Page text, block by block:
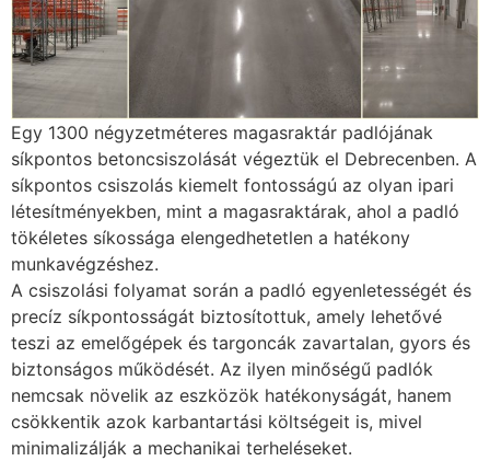
Egy 1300 négyzetméteres magasraktár padlójának
síkpontos betoncsiszolását végeztük el Debrecenben. A
síkpontos csiszolás kiemelt fontosságú az olyan ipari
létesítményekben, mint a magasraktárak, ahol a padló
tökéletes síkossága elengedhetetlen a hatékony
munkavégzéshez.
A csiszolási folyamat során a padló egyenletességét és
precíz síkpontosságát biztosítottuk, amely lehetővé
teszi az emelőgépek és targoncák zavartalan, gyors és
biztonságos működését. Az ilyen minőségű padlók
nemcsak növelik az eszközök hatékonyságát, hanem
csökkentik azok karbantartási költségeit is, mivel
minimalizálják a mechanikai terheléseket.